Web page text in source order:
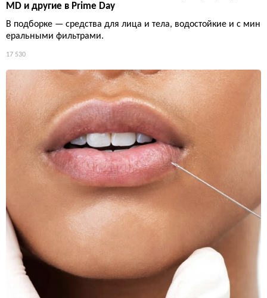
MD и другие в Prime Day
В подборке — средства для лица и тела, водостойкие и с мин
еральными фильтрами.
17 530